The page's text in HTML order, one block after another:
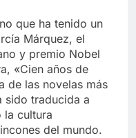
que ha tenido un
Márquez, el
y premio Nobel
«Cien años de
de las novelas más
sido traducida a
la cultura
del mundo.